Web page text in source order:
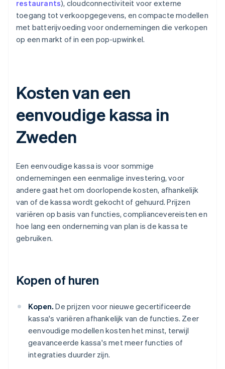
restaurants), cloudconnectiviteit voor externe
toegang tot verkoopgegevens, en compacte modellen
met batterijvoeding voor ondernemingen die verkopen
op een markt of in een pop-upwinkel.
Kosten van een
eenvoudige kassa in
Zweden
Een eenvoudige kassa is voor sommige
ondernemingen een eenmalige investering, voor
andere gaat het om doorlopende kosten, afhankelijk
van of de kassa wordt gekocht of gehuurd. Prijzen
variëren op basis van functies, compliancevereisten en
hoe lang een onderneming van plan is de kassa te
gebruiken.
Kopen of huren
Kopen. De prijzen voor nieuwe gecertificeerde
kassa's variëren afhankelijk van de functies. Zeer
eenvoudige modellen kosten het minst, terwijl
geavanceerde kassa's met meer functies of
integraties duurder zijn.